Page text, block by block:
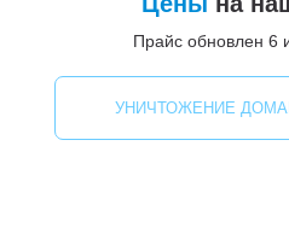
Прайс обновлен 6
УНИЧТОЖЕНИЕ